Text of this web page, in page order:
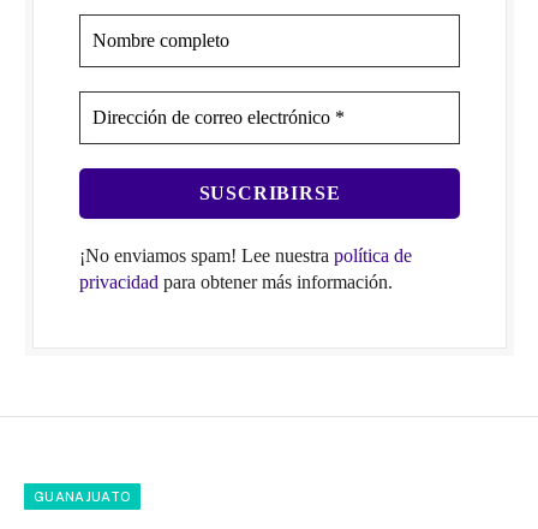
¡No enviamos spam! Lee nuestra política de
privacidad para obtener más información.
GUANAJUATO